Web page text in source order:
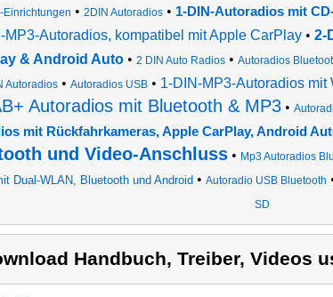
Einrichtungen • 2DIN Autoradios• 1-DIN-Autoradios mit
MP3-Autoradios, kompatibel mit Apple CarPlay • 2-
& Android Auto• 2 DIN Auto Radios• Autoradios
Autoradios • Autoradios USB • 1-DIN-MP3-Autoradios
Autoradios mit Bluetooth & MP3•
mit Rückfahrkameras, Apple CarPlay, Android
und Video-Anschluss• Mp3 Autoradios
Dual-WLAN, Bluetooth und Android• Autoradio USB Bluetooth
SD
Handbuch, Treiber, Videos